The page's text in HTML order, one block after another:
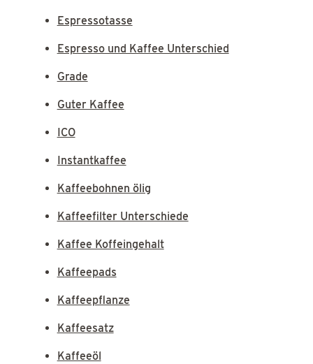
Espressotasse
Espresso und Kaffee Unterschied
Grade
Guter Kaffee
ICO
Instantkaffee
Kaffeebohnen ölig
Kaffeefilter Unterschiede
Kaffee Koffeingehalt
Kaffeepads
Kaffeepflanze
Kaffeesatz
Kaffeeöl